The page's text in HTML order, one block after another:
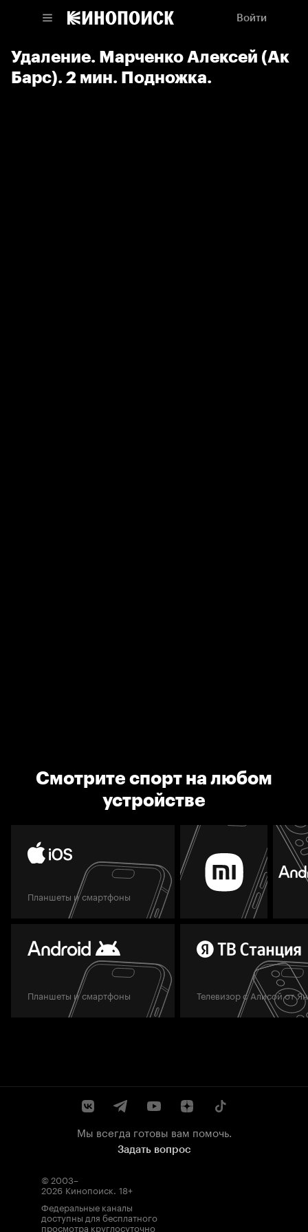
Войти
Удаление. Марченко Алексей (Ак
Барс). 2 мин. Подножка.
Смотрите спорт на любом
устройстве
Планшеты и смартфоны
Планшеты и смартфоны Телевизор с Алисой от
Мы всегда готовы вам помочь.
Задать вопрос
© 2003–
2026 Кинопоиск. 18+
Федеральные каналы
доступны для бесплатного
просмотра круглосуточно